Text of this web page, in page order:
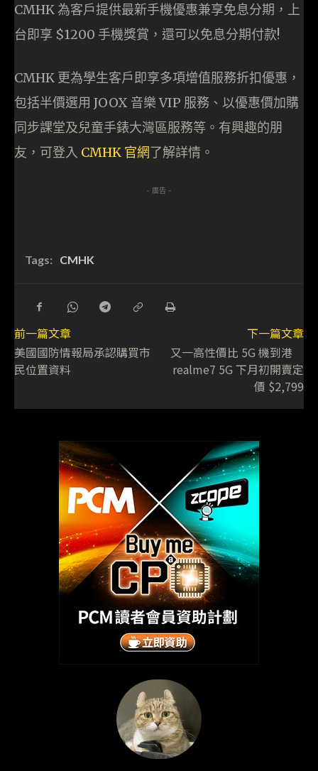
CMHK 為客戶提供最新手機優惠兼享免息分期，上
台即享 $1200 手機獎賞，還可以免息分期付款!
CMHK 更為學生客戶即享多項增值服務折扣優惠，
包括半價選用 JOOX 音樂 VIP 服務、以優惠價加購
同步課堂及兒童手錶大灣區服務等。有興趣的朋
友，可登入 CMHK 官網了解詳情。
- 廣告 -
Tags: CMHK
前一篇文章
美國國防情報局承認購買市
民位置資料
下一篇文章
又一高性價比 5G 機到港
realme7 5G 下月初開賣定
價 $2,799